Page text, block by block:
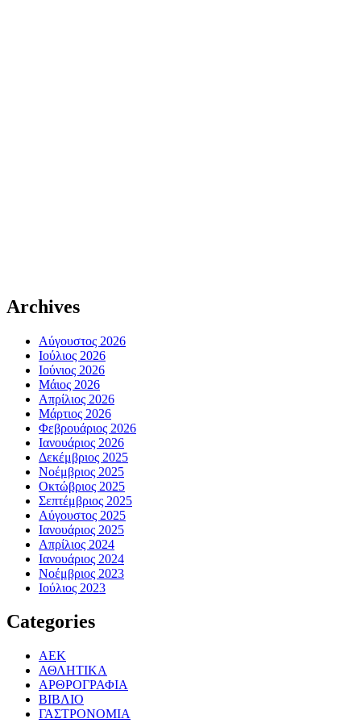
Archives
Αύγουστος 2026
Ιούλιος 2026
Ιούνιος 2026
Μάιος 2026
Απρίλιος 2026
Μάρτιος 2026
Φεβρουάριος 2026
Ιανουάριος 2026
Δεκέμβριος 2025
Νοέμβριος 2025
Οκτώβριος 2025
Σεπτέμβριος 2025
Αύγουστος 2025
Ιανουάριος 2025
Απρίλιος 2024
Ιανουάριος 2024
Νοέμβριος 2023
Ιούλιος 2023
Categories
ΑΕΚ
ΑΘΛΗΤΙΚΑ
ΑΡΘΡΟΓΡΑΦΙΑ
ΒΙΒΛΙΟ
ΓΑΣΤΡΟΝΟΜΙΑ